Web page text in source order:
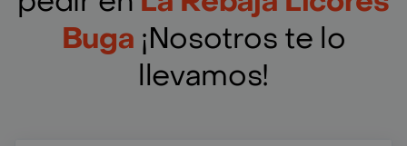
Buga ¡Nosotros te lo
llevamos!